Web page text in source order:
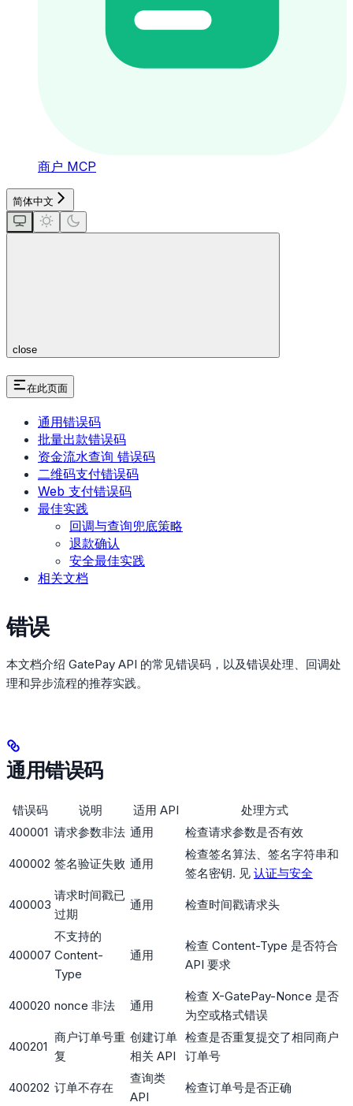
商户 MCP
简体中文
close
在此页面
通用错误码
批量出款错误码
资金流水查询 错误码
二维码支付错误码
Web 支付错误码
最佳实践
回调与查询兜底策略
退款确认
安全最佳实践
相关文档
错误
本文档介绍 GatePay API 的常见错误码，以及错误处理、回调处
理和异步流程的推荐实践。
通用错误码
错误码 说明 适用 API
处理方式
400001 请求参数非法 通用 检查请求参数是否有效
400002 签名验证失败 通用
检查签名算法、签名字符串和
签名密钥. 见 认证与安全
400003
请求时间戳已
过期
通用 检查时间戳请求头
400007
不支持的
Content-
Type
通用
检查 Content-Type 是否符合
API 要求
400020 nonce 非法 通用
检查 X-GatePay-Nonce 是否
为空或格式错误
400201
商户订单号重
复
创建订单
相关 API
检查是否重复提交了相同商户
订单号
400202 订单不存在
查询类
API
检查订单号是否正确